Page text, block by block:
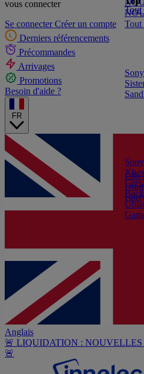
vous connecter
Se connecter Créer un compte
Derniers référencements
Précommandes
Arrivages
Promotions
Besoin d'aide ?
FR
Anglais
🚨 LIQUIDATION : NOUVELLES
🚨
Tout
Tout
Lilo
Sony